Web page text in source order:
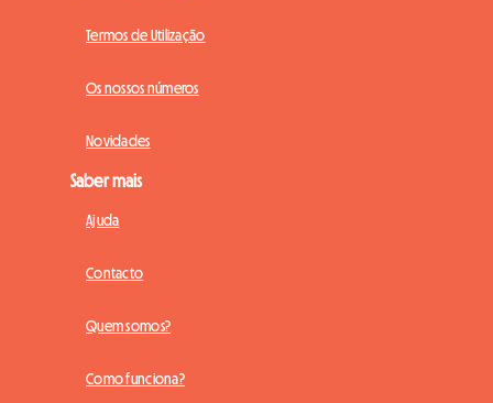
Termos de Utilização
Os nossos números
Novidades
Saber mais
Ajuda
Contacto
Quem somos?
Como funciona?